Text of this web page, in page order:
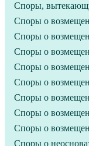
Споры,
Споры о
Споры о
Споры о
Споры о
Споры о
Споры о
Споры о
Споры о
Споры о